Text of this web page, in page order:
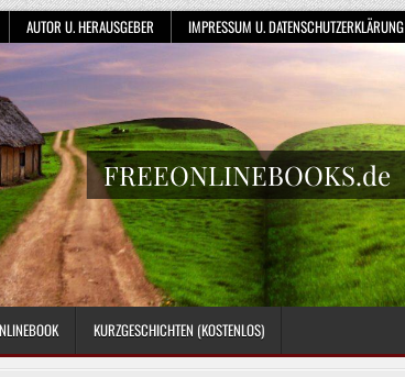
AUTOR U. HERAUSGEBER IMPRESSUM U. DATENSCHUTZERKLÄRUNG
FREEONLINEBOOKS.de
KURZGESCHICHTEN (KOSTENLOS)